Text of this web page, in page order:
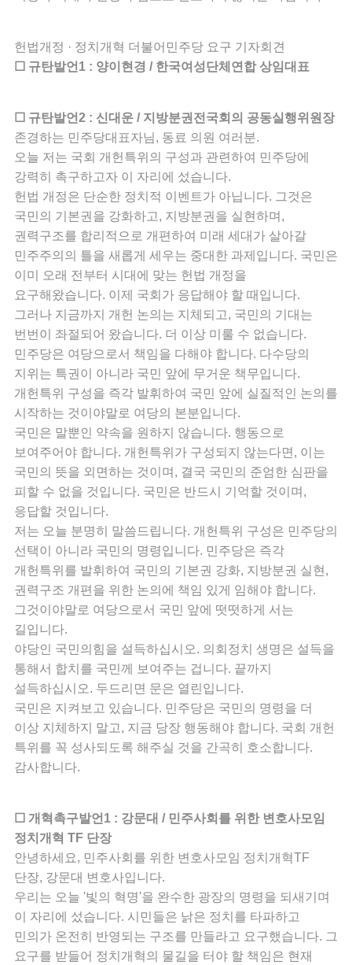
헌법개정 · 정치개혁 더불어민주당 요구 기자회견
☐ 규탄발언1 : 양이현경 / 한국여성단체연합 상임대표
☐ 규탄발언2 : 신대운 / 지방분권전국회의 공동실행위원장
존경하는 민주당대표자님, 동료 의원 여러분.
오늘 저는 국회 개헌특위의 구성과 관련하여 민주당에
강력히 촉구하고자 이 자리에 섰습니다.
헌법 개정은 단순한 정치적 이벤트가 아닙니다. 그것은
국민의 기본권을 강화하고, 지방분권을 실현하며,
권력구조를 합리적으로 개편하여 미래 세대가 살아갈
민주주의의 틀을 새롭게 세우는 중대한 과제입니다. 국민은
이미 오래 전부터 시대에 맞는 헌법 개정을
요구해왔습니다. 이제 국회가 응답해야 할 때입니다.
그러나 지금까지 개헌 논의는 지체되고, 국민의 기대는
번번이 좌절되어 왔습니다. 더 이상 미룰 수 없습니다.
민주당은 여당으로서 책임을 다해야 합니다. 다수당의
지위는 특권이 아니라 국민 앞에 무거운 책무입니다.
개헌특위 구성을 즉각 발휘하여 국민 앞에 실질적인 논의를
시작하는 것이야말로 여당의 본분입니다.
국민은 말뿐인 약속을 원하지 않습니다. 행동으로
보여주어야 합니다. 개헌특위가 구성되지 않는다면, 이는
국민의 뜻을 외면하는 것이며, 결국 국민의 준엄한 심판을
피할 수 없을 것입니다. 국민은 반드시 기억할 것이며,
응답할 것입니다.
저는 오늘 분명히 말씀드립니다. 개헌특위 구성은 민주당의
선택이 아니라 국민의 명령입니다. 민주당은 즉각
개헌특위를 발휘하여 국민의 기본권 강화, 지방분권 실현,
권력구조 개편을 위한 논의에 책임 있게 임해야 합니다.
그것이야말로 여당으로서 국민 앞에 떳떳하게 서는
길입니다.
야당인 국민의힘을 설득하십시오. 의회정치 생명은 설득을
통해서 합치를 국민께 보여주는 겁니다. 끝까지
설득하십시오. 두드리면 문은 열린입니다.
국민은 지켜보고 있습니다. 민주당은 국민의 명령을 더
이상 지체하지 말고, 지금 당장 행동해야 합니다. 국회 개헌
특위를 꼭 성사되도록 해주실 것을 간곡히 호소합니다.
감사합니다.
☐ 개혁촉구발언1 : 강문대 / 민주사회를 위한 변호사모임
정치개혁 TF 단장
안녕하세요, 민주사회를 위한 변호사모임 정치개혁TF
단장, 강문대 변호사입니다.
우리는 오늘 '빛의 혁명'을 완수한 광장의 명령을 되새기며
이 자리에 섰습니다. 시민들은 낡은 정치를 타파하고
민의가 온전히 반영되는 구조를 만들라고 요구했습니다. 그
요구를 받들어 정치개혁의 물길을 터야 할 책임은 현재